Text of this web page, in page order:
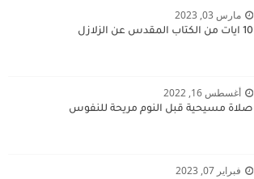
مارس 03, 2023
10 ايات من الكتاب المقدس عن الزلازل
أغسطس 16, 2022
صلاة مسيحية قبل النوم مريحة للنفوس
فبراير 07, 2023